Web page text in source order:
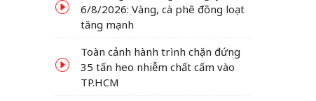
6/8/2026: Vàng, cà phê đồng loạt
tăng mạnh
Toàn cảnh hành trình chặn đứng
35 tấn heo nhiễm chất cấm vào
TP.HCM